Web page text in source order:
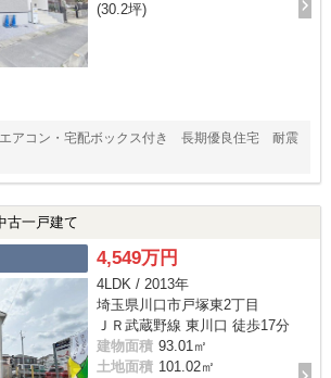
(30.2坪)
アコン・宅配ボックス付き 長期優良住宅 耐震
古一戸建て
4,549万円
4LDK / 2013年
埼玉県川口市戸塚東2丁目
ＪＲ武蔵野線 東川口 徒歩17分
建物面積 93.01㎡
土地面積 101.02㎡